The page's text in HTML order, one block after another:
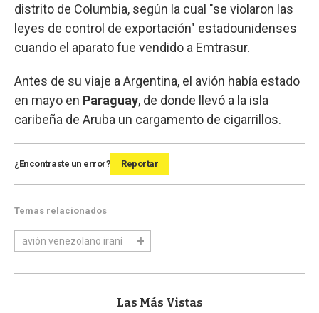
distrito de Columbia, según la cual "se violaron las
leyes de control de exportación" estadounidenses
cuando el aparato fue vendido a Emtrasur.
Antes de su viaje a Argentina, el avión había estado
en mayo en Paraguay, de donde llevó a la isla
caribeña de Aruba un cargamento de cigarrillos.
¿Encontraste un error? Reportar
Temas relacionados
avión venezolano iraní
Las Más Vistas